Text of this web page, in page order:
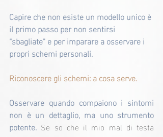
Capire che non esiste un modello unico è
il primo passo per non sentirsi
“sbagliate” e per imparare a osservare i
propri schemi personali.
Riconoscere gli schemi: a cosa serve.
Osservare quando compaiono i sintomi
non è un dettaglio, ma uno strumento
potente. Se so che il mio mal di testa